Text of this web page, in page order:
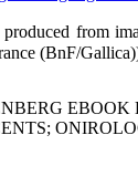
from
(BnF/